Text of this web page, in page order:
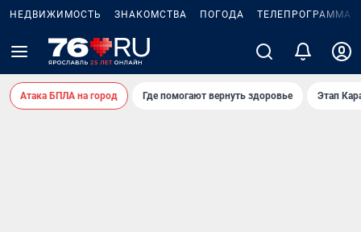
НЕДВИЖИМОСТЬ ЗНАКОМСТВА ПОГОДА ТЕЛЕПРОГРАММА
Атака БПЛА на город Где помогают вернуть здоровье Этап